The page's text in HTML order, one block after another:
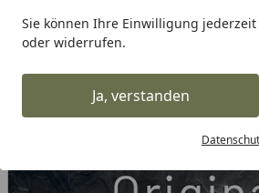
Sie können Ihre Einwilligung
oder widerrufen.
Ja, verstanden
Karibu
Dein
Weber HOSE AND